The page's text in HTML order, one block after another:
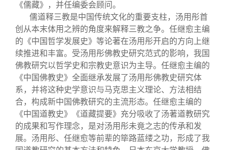
《儒藏》，并任编委会顾问。
儒道释三教是中国传统文化的重要支柱，汤用彤首
创从本末体用之辨的角度来解释三教之争。任继愈主编
的《中国哲学发展史》等论著在汤用彤开启的方向上继
续推进和丰富。受汤用彤佛教史研究范式的影响，我国
佛教研究以哲学史和宗教史意识为主导。任继愈主编的
《中国佛教史》全面继承发展了汤用彤佛教史研究体
系，并将这种史学意识与马克思主义理论、方法相结
合，构成新中国佛教研究的主流形态。任继愈主编的
《中国道教史》《道藏提要》充分吸收了汤著道教研究
的成果和写作理念，是对汤用彤未竟之志的传承和发
展。汤用彤、任继愈等前辈的筚路蓝缕之功，形成了我